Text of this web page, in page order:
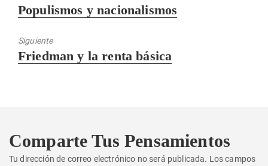
Entrada
Populismos y nacionalismos
Siguiente
Entrada
Friedman y la renta básica
Comparte Tus Pensamientos
Tu dirección de correo electrónico no será publicada. Los campos